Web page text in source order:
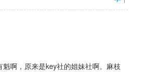
啊，原来是key社的姐妹社啊。麻枝